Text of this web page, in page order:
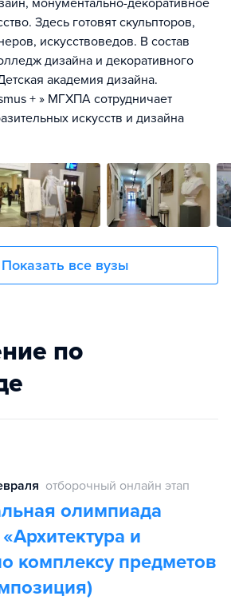
монументально-декоративное
Здесь готовят скульпторов,
искусствоведов. В состав
дизайна и декоративного
академия дизайна.
+ » МГХПА сотрудничает
искусств и дизайна
Показать все вузы
по
отборочный онлайн этап
олимпиада
и
комплексу предметов